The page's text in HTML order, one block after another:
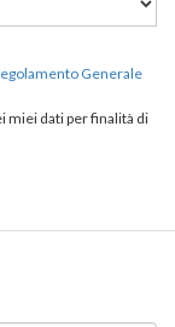
Generale
miei dati per finalità di